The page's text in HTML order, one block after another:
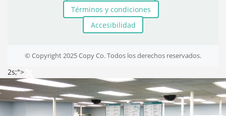
Términos y condiciones
Accesibilidad
© Copyright 2025 Copy Co. Todos los derechos reservados.
2s;">